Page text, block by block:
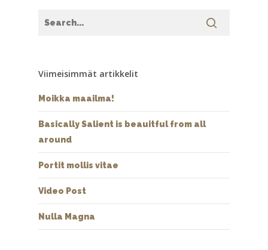
Viimeisimmät artikkelit
Moikka maailma!
Basically Salient is beauitful from all
around
Portit mollis vitae
Video Post
Nulla Magna